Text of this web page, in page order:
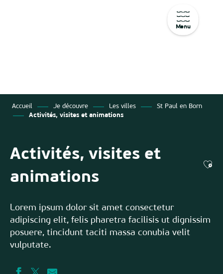
Menu
Accueil Je découvre Les villes
St Paul en Born
Activités, visites et animations
Activités, visites et
animations
Lorem ipsum dolor sit amet consectetur
adipiscing elit, felis pharetra facilisis ut dignissim
posuere, tincidunt taciti massa conubia velit
vulputate.